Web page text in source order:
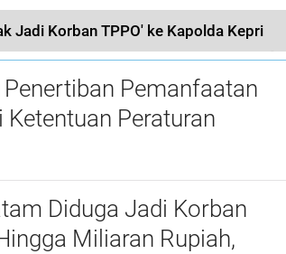
Jadi Korban TPPO' ke Kapolda Kepri
Pemanfaatan
Ketentuan Peraturan
Diduga Jadi Korban
Miliaran Rupiah,